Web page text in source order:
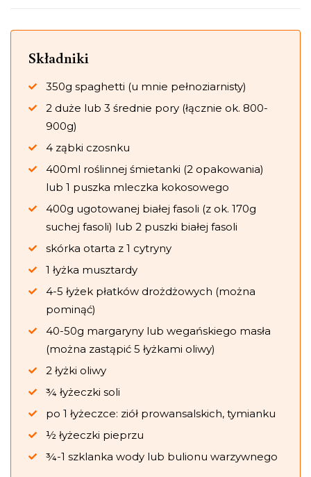
Składniki
350g spaghetti (u mnie pełnoziarnisty)
2 duże lub 3 średnie pory (łącznie ok. 800-
900g)
4 ząbki czosnku
400ml roślinnej śmietanki (2 opakowania)
lub 1 puszka mleczka kokosowego
400g ugotowanej białej fasoli (z ok. 170g
suchej fasoli) lub 2 puszki białej fasoli
skórka otarta z 1 cytryny
1 łyżka musztardy
4-5 łyżek płatków drożdżowych (można
pominąć)
40-50g margaryny lub wegańskiego masła
(można zastąpić 5 łyżkami oliwy)
2 łyżki oliwy
¾ łyżeczki soli
po 1 łyżeczce: ziół prowansalskich, tymianku
½ łyżeczki pieprzu
¾-1 szklanka wody lub bulionu warzywnego